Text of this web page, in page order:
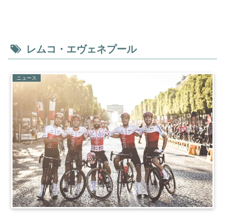
レムコ・エヴェネプール
ニュース